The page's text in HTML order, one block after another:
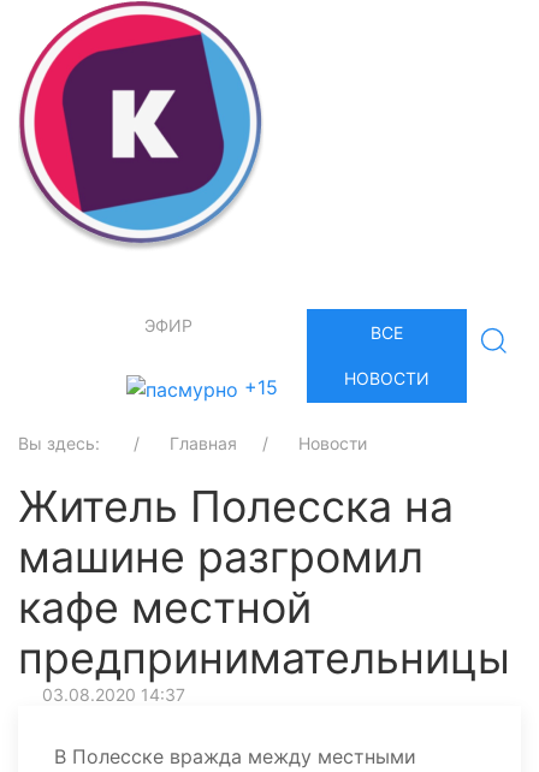
ЭФИР
+15
ВСЕ
НОВОСТИ
Вы здесь: Главная Новости
Житель Полесска на
машине разгромил
кафе местной
предпринимательницы
03.08.2020 14:37
В Полесске вражда между местными